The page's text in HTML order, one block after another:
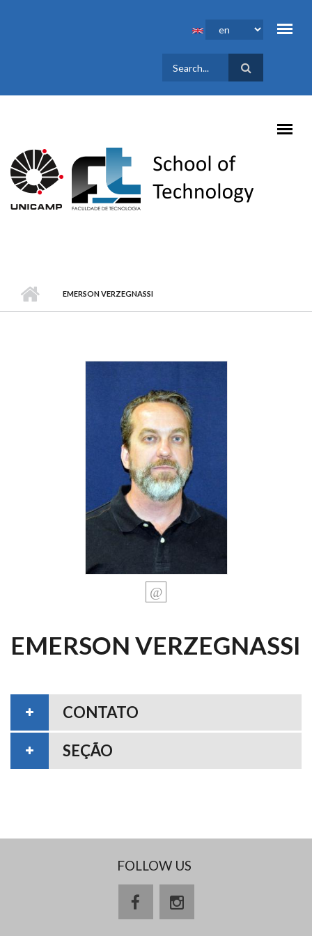
SEARCH
FORM
EMERSON VERZEGNASSI
EMERSON VERZEGNASSI
CONTATO
SEÇÃO
FOLLOW US